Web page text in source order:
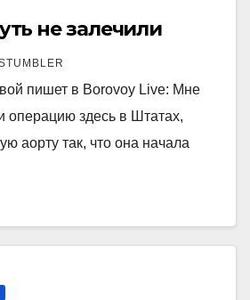
не залечили
пишет в Borovoy Live: Мне
операцию здесь в Штатах,
аорту так, что она начала